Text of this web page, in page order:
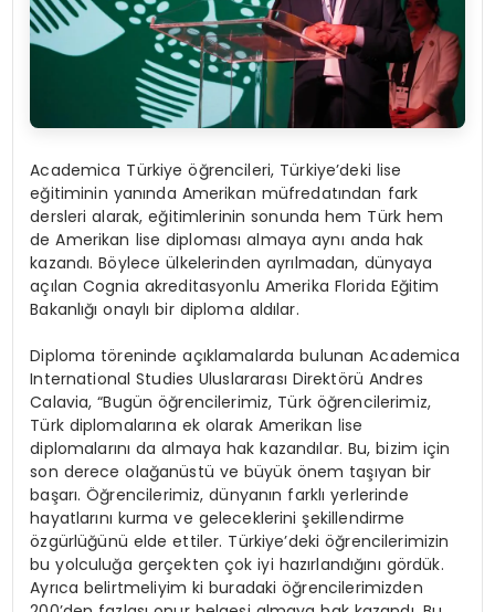
Academica Türkiye öğrencileri, Türkiye’deki lise
eğitiminin yanında Amerikan müfredatından fark
dersleri alarak, eğitimlerinin sonunda hem Türk hem
de Amerikan lise diploması almaya aynı anda hak
kazandı. Böylece ülkelerinden ayrılmadan, dünyaya
açılan Cognia akreditasyonlu Amerika Florida Eğitim
Bakanlığı onaylı bir diploma aldılar.
Diploma töreninde açıklamalarda bulunan Academica
International Studies Uluslararası Direktörü Andres
Calavia, “Bugün öğrencilerimiz, Türk öğrencilerimiz,
Türk diplomalarına ek olarak Amerikan lise
diplomalarını da almaya hak kazandılar. Bu, bizim için
son derece olağanüstü ve büyük önem taşıyan bir
başarı. Öğrencilerimiz, dünyanın farklı yerlerinde
hayatlarını kurma ve geleceklerini şekillendirme
özgürlüğünü elde ettiler. Türkiye’deki öğrencilerimizin
bu yolculuğa gerçekten çok iyi hazırlandığını gördük.
Ayrıca belirtmeliyim ki buradaki öğrencilerimizden